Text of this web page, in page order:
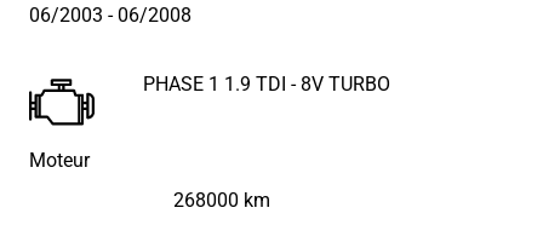
06/2003 - 06/2008
Moteur
PHASE 1 1.9 TDI - 8V TURBO
268000 km